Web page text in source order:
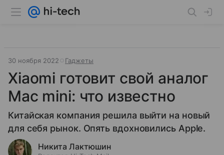
30 ноября 2022 Гаджеты
Xiaomi готовит свой аналог
Mac mini: что известно
Китайская компания решила выйти на новый
для себя рынок. Опять вдохновились Apple.
Никита Лактюшин